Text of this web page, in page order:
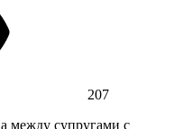
207
между супругами с